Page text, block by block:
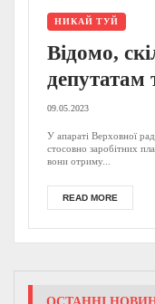
НИКАЙ ТУЙ
Відомо,
депутатам
Ради
09.05.2023
У апараті Верховної
стосовно заробітних
вони отриму...
READ MORE